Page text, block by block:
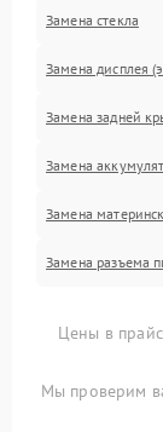
Замена стекла
Замена дисплея
Замена задней
Замена
Замена
Замена разъема
Цены в
Мы проверим